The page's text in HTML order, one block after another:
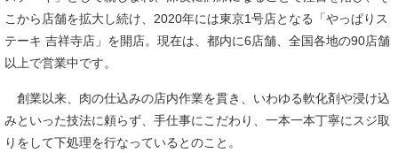
こから店舗を拡大し続け、2020年には東京1号店となる「やっぱりス
テーキ 吉祥寺店」を開店。現在は、都内に6店舗、全国各地の90店舗
以上で営業中です。
創業以来、肉の仕込みの店内作業を貫き、いわゆる軟化剤や浸け込
みといった技法に頼らず、手仕事にこだわり、一本一本丁寧にスジ取
りをして下処理を行なっているとのこと。